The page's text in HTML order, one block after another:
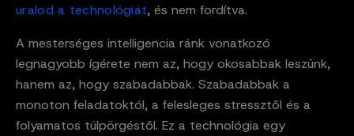
uralod a technológiát, és nem fordítva.
A mesterséges intelligencia ránk vonatkozó
legnagyobb ígérete nem az, hogy okosabbak leszünk,
hanem az, hogy szabadabbak. Szabadabbak a
monoton feladatoktól, a felesleges stressztől és a
folyamatos túlpörgéstől. Ez a technológia egy